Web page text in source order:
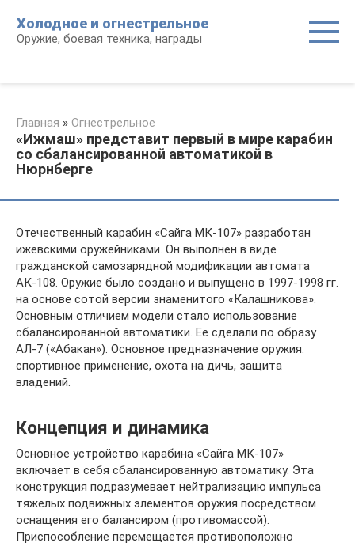
контенту
Холодное и огнестрельное
Оружие, боевая техника, награды
Главная » Огнестрельное
«Ижмаш» представит первый в мире карабин
со сбалансированной автоматикой в
Нюрнберге
Отечественный карабин «Сайга МК-107» разработан
ижевскими оружейниками. Он выполнен в виде
гражданской самозарядной модификации автомата
АК-108. Оружие было создано и выпущено в 1997-1998 гг.
на основе сотой версии знаменитого «Калашникова».
Основным отличием модели стало использование
сбалансированной автоматики. Ее сделали по образу
АЛ-7 («Абакан»). Основное предназначение оружия:
спортивное применение, охота на дичь, защита
владений.
Концепция и динамика
Основное устройство карабина «Сайга МК-107»
включает в себя сбалансированную автоматику. Эта
конструкция подразумевает нейтрализацию импульса
тяжелых подвижных элементов оружия посредством
оснащения его балансиром (противомассой).
Приспособление перемещается противоположно